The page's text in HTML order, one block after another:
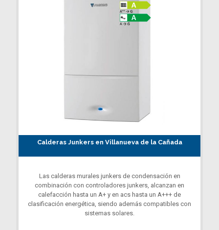
Calderas Junkers en Villanueva de la Cañada
Las calderas murales junkers de condensación en
combinación con controladores junkers, alcanzan en
calefacción hasta un A+ y en acs hasta un A+++ de
clasificación energética, siendo además compatibles con
sistemas solares.